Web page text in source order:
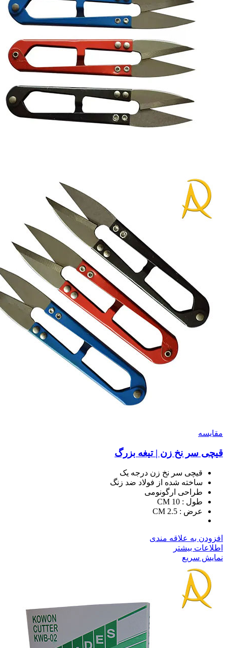
مقايسه
قیچی سر نخ زن | تیغه بزرگ
قیچی سر نخ زن درجه یک
ساخته شده از فولاد ضد زنگ
طراحی ارگونومی
طول : 10 CM
عرض : 2.5 CM
افزودن به علاقه مندی
اطلاعات بیشتر
نمایش سریع